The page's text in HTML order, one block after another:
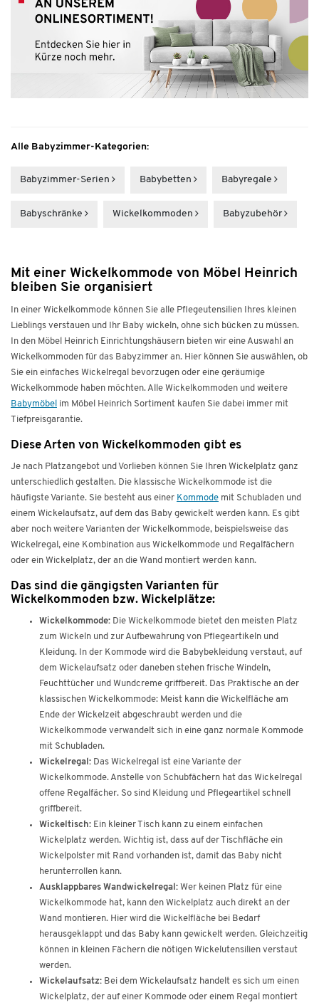
Alle Babyzimmer-Kategorien:
Babyzimmer-Serien Babybetten Babyregale
Babyschränke Wickel­kommoden Babyzubehör
Mit einer Wickelkommode von Möbel Heinrich
bleiben Sie organisiert
In einer Wickelkommode können Sie alle Pflegeutensilien Ihres kleinen
Lieblings verstauen und Ihr Baby wickeln, ohne sich bücken zu müssen.
In den Möbel Heinrich Einrichtungshäusern bieten wir eine Auswahl an
Wickelkommoden für das Babyzimmer an. Hier können Sie auswählen, ob
Sie ein einfaches Wickelregal bevorzugen oder eine geräumige
Wickelkommode haben möchten. Alle Wickelkommoden und weitere
Babymöbel im Möbel Heinrich Sortiment kaufen Sie dabei immer mit
Tiefpreisgarantie.
Diese Arten von Wickelkommoden gibt es
Je nach Platzangebot und Vorlieben können Sie Ihren Wickelplatz ganz
unterschiedlich gestalten. Die klassische Wickelkommode ist die
häufigste Variante. Sie besteht aus einer Kommode mit Schubladen und
einem Wickelaufsatz, auf dem das Baby gewickelt werden kann. Es gibt
aber noch weitere Varianten der Wickelkommode, beispielsweise das
Wickelregal, eine Kombination aus Wickelkommode und Regalfächern
oder ein Wickelplatz, der an die Wand montiert werden kann.
Das sind die gängigsten Varianten für
Wickelkommoden bzw. Wickelplätze:
Wickelkommode: Die Wickelkommode bietet den meisten Platz
zum Wickeln und zur Aufbewahrung von Pflegeartikeln und
Kleidung. In der Kommode wird die Babybekleidung verstaut, auf
dem Wickelaufsatz oder daneben stehen frische Windeln,
Feuchttücher und Wundcreme griffbereit. Das Praktische an der
klassischen Wickelkommode: Meist kann die Wickelfläche am
Ende der Wickelzeit abgeschraubt werden und die
Wickelkommode verwandelt sich in eine ganz normale Kommode
mit Schubladen.
Wickelregal: Das Wickelregal ist eine Variante der
Wickelkommode. Anstelle von Schubfächern hat das Wickelregal
offene Regalfächer. So sind Kleidung und Pflegeartikel schnell
griffbereit.
Wickeltisch: Ein kleiner Tisch kann zu einem einfachen
Wickelplatz werden. Wichtig ist, dass auf der Tischfläche ein
Wickelpolster mit Rand vorhanden ist, damit das Baby nicht
herunterrollen kann.
Ausklappbares Wandwickelregal: Wer keinen Platz für eine
Wickelkommode hat, kann den Wickelplatz auch direkt an der
Wand montieren. Hier wird die Wickelfläche bei Bedarf
herausgeklappt und das Baby kann gewickelt werden. Gleichzeitig
können in kleinen Fächern die nötigen Wickelutensilien verstaut
werden.
Wickelaufsatz: Bei dem Wickelaufsatz handelt es sich um einen
Wickelplatz, der auf einer Kommode oder einem Regal montiert